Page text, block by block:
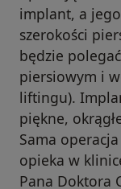
implant, a
szerokości
będzie
piersiowym i
liftingu).
piękne,
Sama
opieka w
Pana Doktora